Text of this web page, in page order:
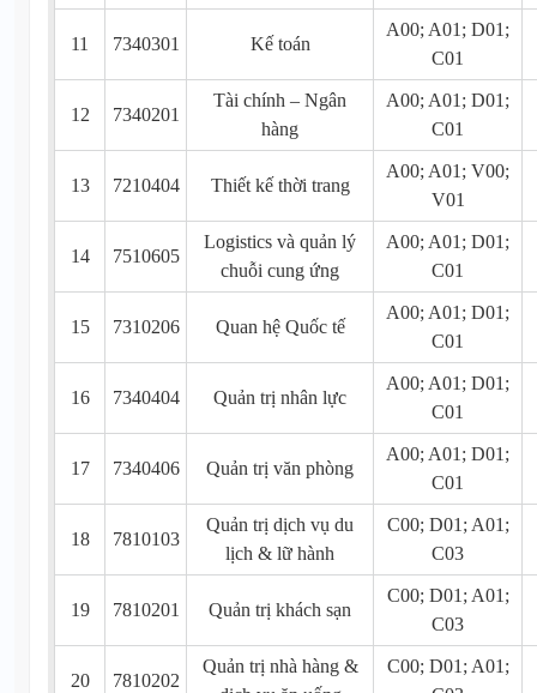
11 7340301 Kế toán
A00; A01; D01;
C01
12 7340201
Tài chính – Ngân
hàng
A00; A01; D01;
C01
13 7210404 Thiết kế thời trang
A00; A01; V00;
V01
14 7510605
Logistics và quản lý
chuỗi cung ứng
A00; A01; D01;
C01
15 7310206 Quan hệ Quốc tế
A00; A01; D01;
C01
16 7340404 Quản trị nhân lực
A00; A01; D01;
C01
17 7340406 Quản trị văn phòng
A00; A01; D01;
C01
18 7810103
Quản trị dịch vụ du
lịch & lữ hành
C00; D01; A01;
C03
19 7810201 Quản trị khách sạn
C00; D01; A01;
C03
20 7810202
Quản trị nhà hàng &
C00; D01; A01;